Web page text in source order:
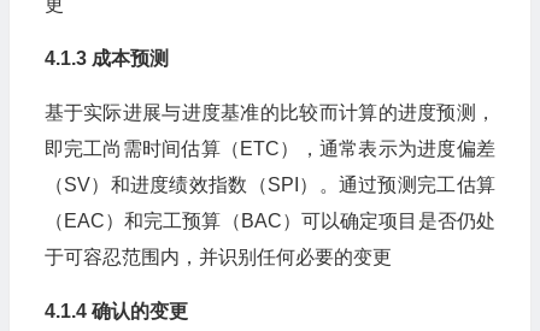
4.1.3 成本预测
基于实际进展与进度基准的比较而计算的进度预测，
即完工尚需时间估算（ETC），通常表示为进度偏差
（SV）和进度绩效指数（SPI）。通过预测完工估算
（EAC）和完工预算（BAC）可以确定项目是否仍处
于可容忍范围内，并识别任何必要的变更
4.1.4 确认的变更